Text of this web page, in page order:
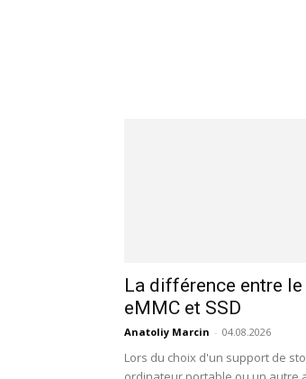
La différence entre
eMMC et SSD
Anatoliy Marcin - 04.08.2026
Lors du choix d'un support de